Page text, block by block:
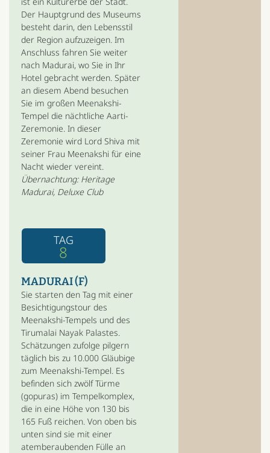
Der Hauptgrund des Museums
besteht darin, den Lebensstil
der Region aufzuzeigen. Im
Anschluss fahren Sie weiter
nach Madurai, wo Sie in Ihr
Hotel gebracht werden. Später
an diesem Abend besuchen
Sie im großen Meenakshi-
Tempel die nächtliche Aarti-
Zeremonie. In dieser
Zeremonie wird Lord Shiva mit
seiner Frau Meenakshi für eine
Nacht wieder vereint.
Übernachtung: Heritage
Madurai, Deluxe Club
TAG
8
MADURAI (F)
Sie starten den Tag mit einer
Besichtigungstour des
Meenakshi-Tempels und des
Tirumalai Nayak Palastes.
Schätzungen zufolge pilgern
täglich bis zu 10.000 Gläubige
zum Meenakshi-Tempel. Es
befinden sich zwölf Türme
(gopuras) im Tempelkomplex,
die in eine Höhe von 130 bis
165 Fuß reichen. Von oben bis
unten sind sie mit einer
atemberaubenden Fülle an